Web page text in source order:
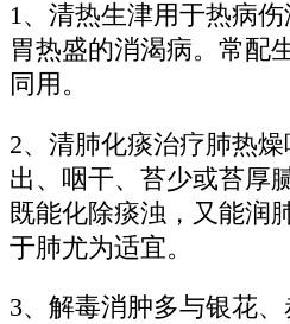
1、清热生津用于热病
胃热盛的消渴病。常配
同用。
2、清肺化痰治疗肺热
出、咽干、苔少或苔厚
既能化除痰浊，又能润
于肺尤为适宜。
3、解毒消肿多与银花